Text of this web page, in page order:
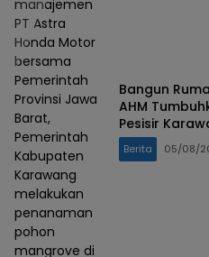
manajemen
PT Astra
Honda Motor
bersama
Pemerintah
Provinsi Jawa
Barat,
Pemerintah
Kabupaten
Karawang
melakukan
penanaman
pohon
mangrove di
Bangun
AHM
Pesisir
Berita 05/08/